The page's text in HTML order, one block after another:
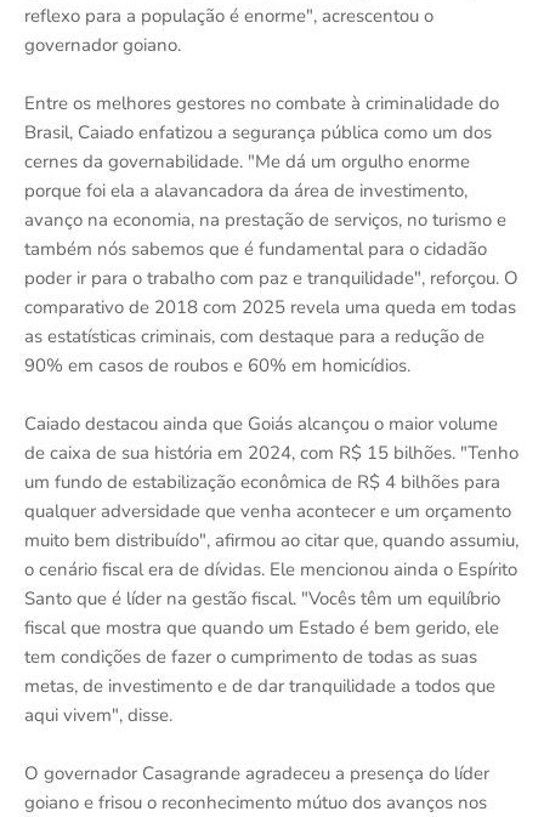
reflexo para a população é enorme", acrescentou o
governador goiano.
Entre os melhores gestores no combate à criminalidade do
Brasil, Caiado enfatizou a segurança pública como um dos
cernes da governabilidade. "Me dá um orgulho enorme
porque foi ela a alavancadora da área de investimento,
avanço na economia, na prestação de serviços, no turismo e
também nós sabemos que é fundamental para o cidadão
poder ir para o trabalho com paz e tranquilidade", reforçou. O
comparativo de 2018 com 2025 revela uma queda em todas
as estatísticas criminais, com destaque para a redução de
90% em casos de roubos e 60% em homicídios.
Caiado destacou ainda que Goiás alcançou o maior volume
de caixa de sua história em 2024, com R$ 15 bilhões. "Tenho
um fundo de estabilização econômica de R$ 4 bilhões para
qualquer adversidade que venha acontecer e um orçamento
muito bem distribuído", afirmou ao citar que, quando assumiu,
o cenário fiscal era de dívidas. Ele mencionou ainda o Espírito
Santo que é líder na gestão fiscal. "Vocês têm um equilíbrio
fiscal que mostra que quando um Estado é bem gerido, ele
tem condições de fazer o cumprimento de todas as suas
metas, de investimento e de dar tranquilidade a todos que
aqui vivem", disse.
O governador Casagrande agradeceu a presença do líder
goiano e frisou o reconhecimento mútuo dos avanços nos